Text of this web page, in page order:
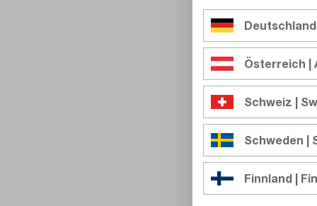
Österreich |
Schweiz |
Schweden |
Finnland |